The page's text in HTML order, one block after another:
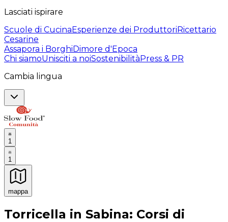
Lasciati ispirare
Scuole di CucinaEsperienze dei ProduttoriRicettario
Cesarine
Assapora i BorghiDimore d'Epoca
Chi siamoUnisciti a noiSostenibilitàPress & PR
Cambia lingua
1
1
mappa
Esperienze culinarie indimenticabili: Esperienze
Torricella in Sabina: Corsi di